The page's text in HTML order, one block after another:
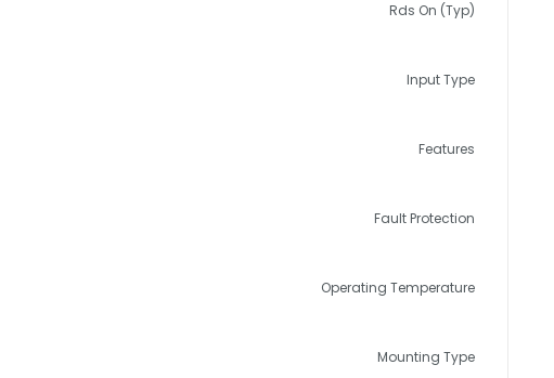
Rds On (Typ)
Input Type
Features
Fault Protection
Operating Temperature
Mounting Type